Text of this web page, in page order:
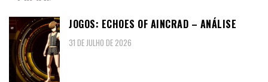
JOGOS: ECHOES OF AINCRAD – ANÁLISE
31 DE JULHO DE 2026